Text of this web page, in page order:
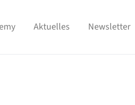
Aktuelles Newsletter